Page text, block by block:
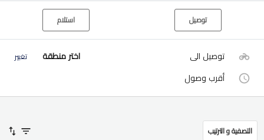
توصيل استلام
توصيل الى اختر منطقة تغيير
أقرب وصول
التصفية و الترتيب